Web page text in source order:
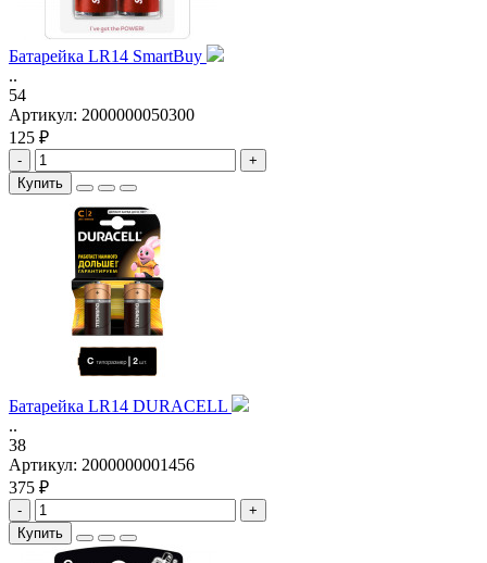
Батарейка LR14 SmartBuy
..
54
Артикул: 2000000050300
125 ₽
-
+
Купить
Батарейка LR14 DURACELL
..
38
Артикул: 2000000001456
375 ₽
-
+
Купить